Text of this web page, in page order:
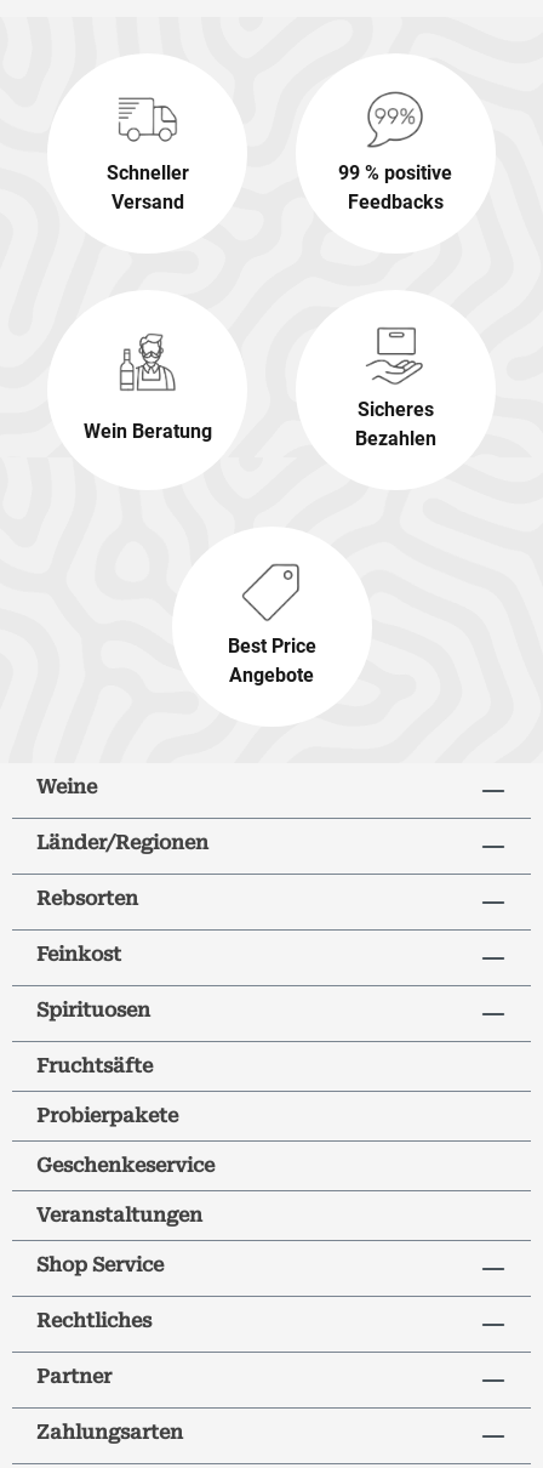
Schneller
Versand
99 % positive
Feedbacks
Wein Beratung
Sicheres
Bezahlen
Best Price
Angebote
Weine
Länder/Regionen
Rebsorten
Feinkost
Spirituosen
Fruchtsäfte
Probierpakete
Geschenkeservice
Veranstaltungen
Shop Service
Rechtliches
Partner
Zahlungsarten